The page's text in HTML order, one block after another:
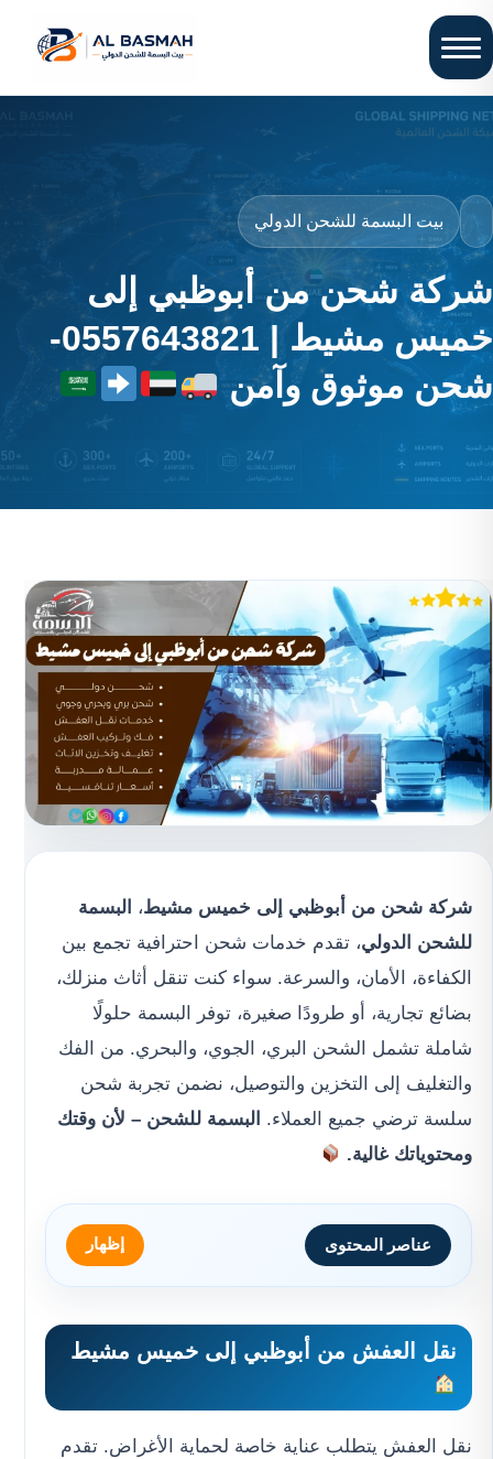
بيت البسمة للشحن الدولي
شركة شحن من أبوظبي إلى
خميس مشيط | 0557643821-
شحن موثوق وآمن
شركة شحن من أبوظبي إلى خميس مشيط، البسمة
للشحن الدولي، تقدم خدمات شحن احترافية تجمع بين
الكفاءة، الأمان، والسرعة. سواء كنت تنقل أثاث منزلك،
بضائع تجارية، أو طرودًا صغيرة، توفر البسمة حلولًا
شاملة تشمل الشحن البري، الجوي، والبحري. من الفك
والتغليف إلى التخزين والتوصيل، نضمن تجربة شحن
سلسة ترضي جميع العملاء. البسمة للشحن – لأن وقتك
ومحتوياتك غالية.
عناصر المحتوى إظهار
نقل العفش من أبوظبي إلى خميس مشيط
نقل العفش يتطلب عناية خاصة لحماية الأغراض. تقدم